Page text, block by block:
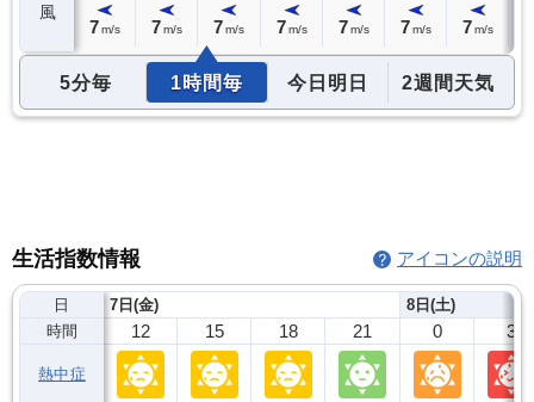
風
7 m/s 7 m/s 7m/s 7 m/s 7 m/s 7 m/s 7 m/s
5分毎 1時間毎 今日明日 2週間天気
生活指数情報 アイコンの説明
日
時間
熱中症
7日(金)
12 15 18 21
8日(土)
0 3